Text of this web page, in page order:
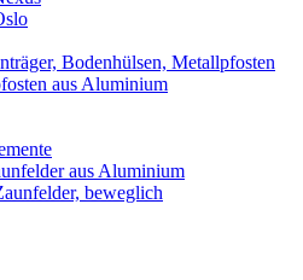
Bodenhülsen, Metallpfosten
aus Aluminium
aus Aluminium
beweglich